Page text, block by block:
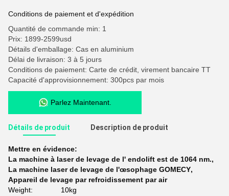
Conditions de paiement et d'expédition
Quantité de commande min: 1
Prix: 1899-2599usd
Détails d'emballage: Cas en aluminium
Délai de livraison: 3 à 5 jours
Conditions de paiement: Carte de crédit, virement bancaire TT
Capacité d'approvisionnement: 300pcs par mois
Parlez Maintenant.
Détails de produit Description de produit
Mettre en évidence:
La machine à laser de levage de l' endolift est de 1064 nm.,
La machine laser de levage de l'œsophage GOMECY,
Appareil de levage par refroidissement par air
Weight:
10kg